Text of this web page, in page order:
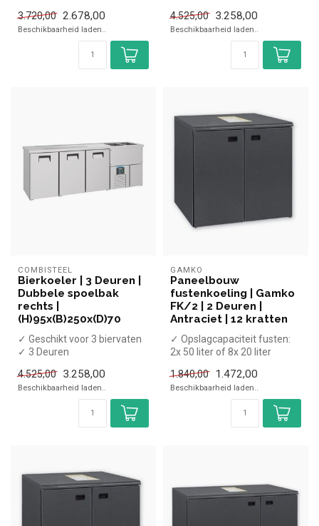
✓ Geventileerd
✓ B...
3.720,00 2.678,00
Beschikbaarheid laden..
✓ Geventileerd
✓ B...
4.525,00 3.258,00
Beschikbaarheid laden..
COMBISTEEL
Bierkoeler | 3 Deuren |
Dubbele spoelbak
rechts |
(H)95x(B)250x(D)70
✓ Geschikt voor 3 biervaten
✓ 3 Deuren
✓ Geventileerd
✓ B...
4.525,00 3.258,00
Beschikbaarheid laden..
GAMKO
Paneelbouw
fustenkoeling | Gamko
FK/2 | 2 Deuren |
Antraciet | 12 kratten
✓ Opslagcapaciteit fusten:
2x 50 liter of 8x 20 liter
1.840,00
1.472,00
Beschikbaarheid laden..